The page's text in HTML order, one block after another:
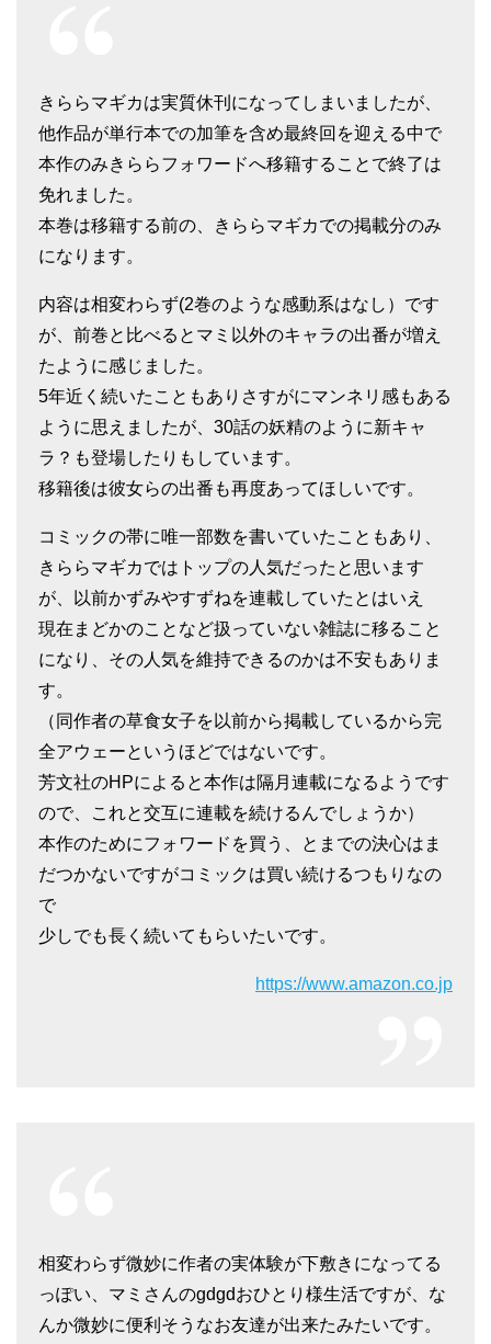
きららマギカは実質休刊になってしまいましたが、
他作品が単行本での加筆を含め最終回を迎える中で
本作のみきららフォワードへ移籍することで終了は
免れました。
本巻は移籍する前の、きららマギカでの掲載分のみ
になります。
内容は相変わらず(2巻のような感動系はなし）です
が、前巻と比べるとマミ以外のキャラの出番が増え
たように感じました。
5年近く続いたこともありさすがにマンネリ感もある
ように思えましたが、30話の妖精のように新キャ
ラ？も登場したりもしています。
移籍後は彼女らの出番も再度あってほしいです。
コミックの帯に唯一部数を書いていたこともあり、
きららマギカではトップの人気だったと思います
が、以前かずみやすずねを連載していたとはいえ
現在まどかのことなど扱っていない雑誌に移ること
になり、その人気を維持できるのかは不安もありま
す。
（同作者の草食女子を以前から掲載しているから完
全アウェーというほどではないです。
芳文社のHPによると本作は隔月連載になるようです
ので、これと交互に連載を続けるんでしょうか）
本作のためにフォワードを買う、とまでの決心はま
だつかないですがコミックは買い続けるつもりなの
で
少しでも長く続いてもらいたいです。
https://www.amazon.co.jp
相変わらず微妙に作者の実体験が下敷きになってる
っぽい、マミさんのgdgdおひとり様生活ですが、な
んか微妙に便利そうなお友達が出来たみたいです。